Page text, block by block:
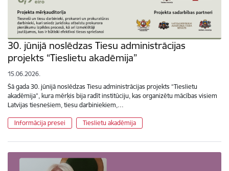
30. jūnijā noslēdzas Tiesu administrācijas
projekts “Tieslietu akadēmija”
15.06.2026.
Šā gada 30. jūnijā noslēdzas Tiesu administrācijas projekts “Tieslietu
akadēmija”, kura mērķis bija radīt institūciju, kas organizētu mācības visiem
Latvijas tiesnešiem, tiesu darbiniekiem,…
Informācija presei Tieslietu akadēmija